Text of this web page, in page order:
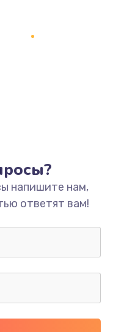
напишите нам,
ответят вам!